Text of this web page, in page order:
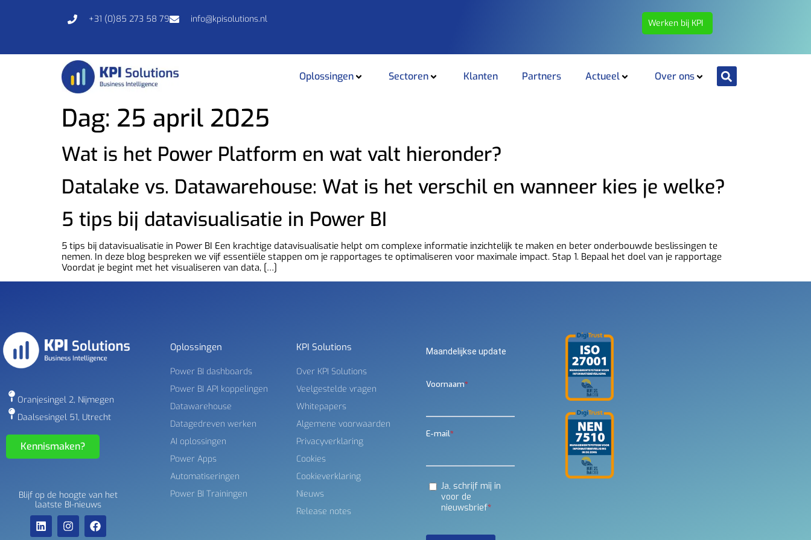
+31 (0)85 273 58 79 info@kpisolutions.nl Werken bij KPI
Oplossingen Sectoren Klanten Partners Actueel Over ons
Dag: 25 april 2025
Wat is het Power Platform en wat valt hieronder?
Datalake vs. Datawarehouse: Wat is het verschil en wanneer kies je welke?
5 tips bij datavisualisatie in Power BI​
5 tips bij datavisualisatie in Power BI Een krachtige datavisualisatie helpt om complexe informatie inzichtelijk te maken en beter onderbouwde beslissingen te
nemen. In deze blog bespreken we vijf essentiële stappen om je rapportages te optimaliseren voor maximale impact. Stap 1. Bepaal het doel van je rapportage
Voordat je begint met het visualiseren van data, […]
Oranjesingel 2, Nijmegen
Daalsesingel 51, Utrecht
Kennismaken?
Blijf op de hoogte van het
laatste BI-nieuws
Oplossingen
Power BI dashboards
Power BI API koppelingen
Datawarehouse
Datagedreven werken
AI oplossingen
Power Apps
Automatiseringen
Power BI Trainingen
KPI Solutions
Over KPI Solutions
Veelgestelde vragen
Whitepapers
Algemene voorwaarden
Privacyverklaring
Cookies
Cookieverklaring
Nieuws
Release notes
Maandelijkse update